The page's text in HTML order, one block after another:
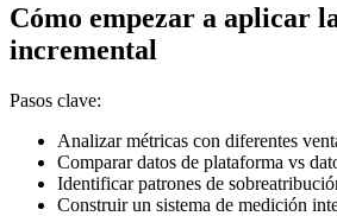
Cómo empezar a aplicar
incremental
Pasos clave:
Analizar métricas con diferentes
Comparar datos de plataforma vs
Identificar patrones de
Construir un sistema de medición